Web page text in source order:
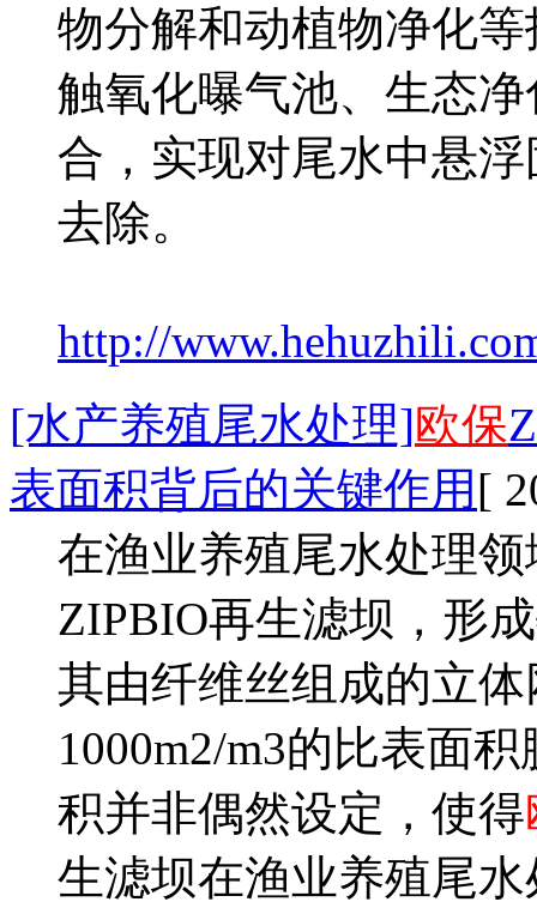
物分解和动植物净化
触氧化曝气池、生态
合，实现对尾水中悬
去除。
http://
[水产养殖尾水处理]欧保
表面积背后的关键作用 [
在渔业养殖尾水处理
ZIPBIO再生滤坝，形
其由纤维丝组成的立
1000m2/m3的比表面
积并非偶然设定，使得
生滤坝在渔业养殖尾